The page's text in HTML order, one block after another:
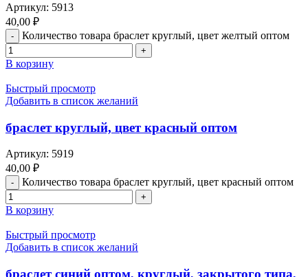
Артикул: 5913
40,00 ₽
Количество товара браслет круглый, цвет желтый оптом
В корзину
Быстрый просмотр
Добавить в список желаний
браслет круглый, цвет красный оптом
Артикул: 5919
40,00 ₽
Количество товара браслет круглый, цвет красный оптом
В корзину
Быстрый просмотр
Добавить в список желаний
браслет синий оптом, круглый, закрытого типа,